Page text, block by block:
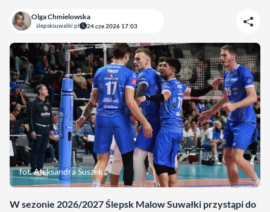
Olga Chmielowska
slepsksuwalki.pl 24 cze 2026 17:03
fot. Aleksandra Suszek
W sezonie 2026/2027 Ślepsk Malow Suwałki przystąpi do